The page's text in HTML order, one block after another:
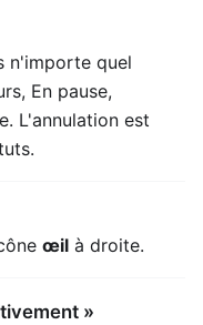
n'importe quel
En pause,
L'annulation est
œil à droite.
»